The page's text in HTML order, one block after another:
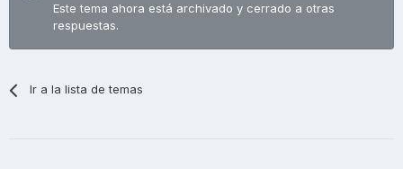
Este tema ahora está archivado y cerrado a otras
respuestas.
Ir a la lista de temas